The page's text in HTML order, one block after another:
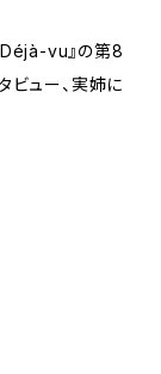
vu』の第8
ビュー、実姉に